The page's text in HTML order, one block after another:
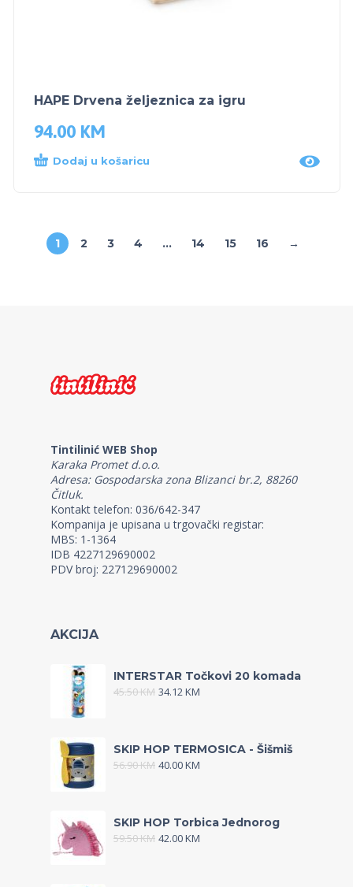
HAPE Drvena željeznica za igru
94.00 KM
Dodaj u košaricu
1 2 3 4 … 14 15 16 →
Tintilinić WEB Shop
Karaka Promet d.o.o.
Adresa: Gospodarska zona Blizanci br.2, 88260
Čitluk.
Kontakt telefon: 036/642-347
Kompanija je upisana u trgovački registar:
MBS: 1-1364
IDB 4227129690002
PDV broj: 227129690002
AKCIJA
INTERSTAR Točkovi 20 komada
45.50KM 34.12KM
SKIP HOP TERMOSICA - Šišmiš
56.90KM 40.00KM
SKIP HOP Torbica Jednorog
59.50KM 42.00KM